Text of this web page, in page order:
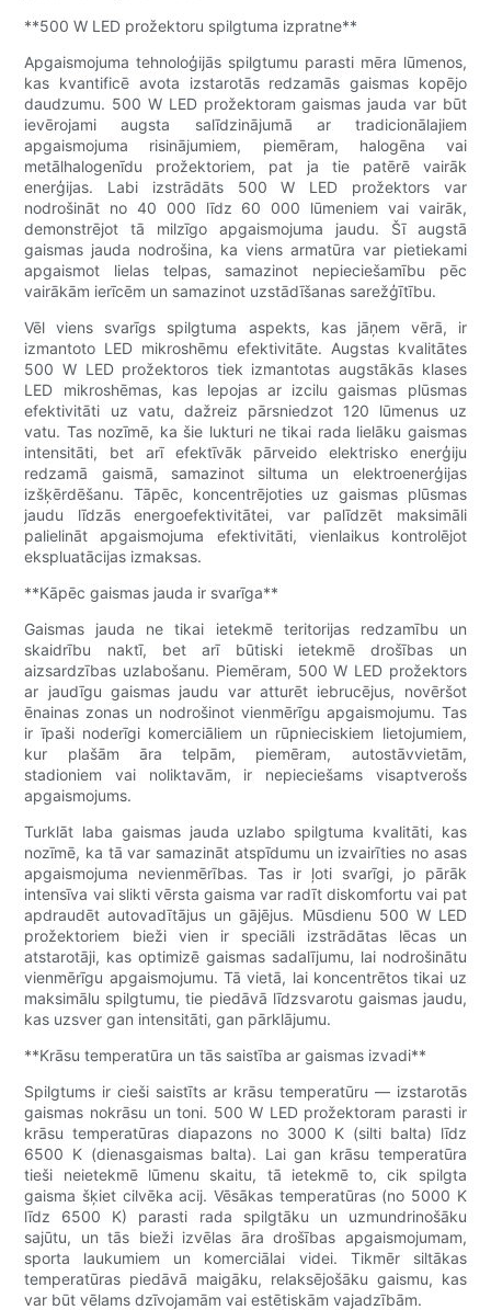
**500 W LED prožektoru spilgtuma izpratne**
Apgaismojuma tehnoloģijās spilgtumu parasti mēra lūmenos,
kas kvantificē avota izstarotās redzamās gaismas kopējo
daudzumu. 500 W LED prožektoram gaismas jauda var būt
ievērojami augsta salīdzinājumā ar tradicionālajiem
apgaismojuma risinājumiem, piemēram, halogēna vai
metālhalogenīdu prožektoriem, pat ja tie patērē vairāk
enerģijas. Labi izstrādāts 500 W LED prožektors var
nodrošināt no 40 000 līdz 60 000 lūmeniem vai vairāk,
demonstrējot tā milzīgo apgaismojuma jaudu. Šī augstā
gaismas jauda nodrošina, ka viens armatūra var pietiekami
apgaismot lielas telpas, samazinot nepieciešamību pēc
vairākām ierīcēm un samazinot uzstādīšanas sarežģītību.
Vēl viens svarīgs spilgtuma aspekts, kas jāņem vērā, ir
izmantoto LED mikroshēmu efektivitāte. Augstas kvalitātes
500 W LED prožektoros tiek izmantotas augstākās klases
LED mikroshēmas, kas lepojas ar izcilu gaismas plūsmas
efektivitāti uz vatu, dažreiz pārsniedzot 120 lūmenus uz
vatu. Tas nozīmē, ka šie lukturi ne tikai rada lielāku gaismas
intensitāti, bet arī efektīvāk pārveido elektrisko enerģiju
redzamā gaismā, samazinot siltuma un elektroenerģijas
izšķērdēšanu. Tāpēc, koncentrējoties uz gaismas plūsmas
jaudu līdzās energoefektivitātei, var palīdzēt maksimāli
palielināt apgaismojuma efektivitāti, vienlaikus kontrolējot
ekspluatācijas izmaksas.
**Kāpēc gaismas jauda ir svarīga**
Gaismas jauda ne tikai ietekmē teritorijas redzamību un
skaidrību naktī, bet arī būtiski ietekmē drošības un
aizsardzības uzlabošanu. Piemēram, 500 W LED prožektors
ar jaudīgu gaismas jaudu var atturēt iebrucējus, novēršot
ēnainas zonas un nodrošinot vienmērīgu apgaismojumu. Tas
ir īpaši noderīgi komerciāliem un rūpnieciskiem lietojumiem,
kur plašām āra telpām, piemēram, autostāvvietām,
stadioniem vai noliktavām, ir nepieciešams visaptverošs
apgaismojums.
Turklāt laba gaismas jauda uzlabo spilgtuma kvalitāti, kas
nozīmē, ka tā var samazināt atspīdumu un izvairīties no asas
apgaismojuma nevienmērības. Tas ir ļoti svarīgi, jo pārāk
intensīva vai slikti vērsta gaisma var radīt diskomfortu vai pat
apdraudēt autovadītājus un gājējus. Mūsdienu 500 W LED
prožektoriem bieži vien ir speciāli izstrādātas lēcas un
atstarotāji, kas optimizē gaismas sadalījumu, lai nodrošinātu
vienmērīgu apgaismojumu. Tā vietā, lai koncentrētos tikai uz
maksimālu spilgtumu, tie piedāvā līdzsvarotu gaismas jaudu,
kas uzsver gan intensitāti, gan pārklājumu.
**Krāsu temperatūra un tās saistība ar gaismas izvadi**
Spilgtums ir cieši saistīts ar krāsu temperatūru — izstarotās
gaismas nokrāsu un toni. 500 W LED prožektoram parasti ir
krāsu temperatūras diapazons no 3000 K (silti balta) līdz
6500 K (dienasgaismas balta). Lai gan krāsu temperatūra
tieši neietekmē lūmenu skaitu, tā ietekmē to, cik spilgta
gaisma šķiet cilvēka acij. Vēsākas temperatūras (no 5000 K
līdz 6500 K) parasti rada spilgtāku un uzmundrinošāku
sajūtu, un tās bieži izvēlas āra drošības apgaismojumam,
sporta laukumiem un komerciālai videi. Tikmēr siltākas
temperatūras piedāvā maigāku, relaksējošāku gaismu, kas
var būt vēlams dzīvojamām vai estētiskām vajadzībām.